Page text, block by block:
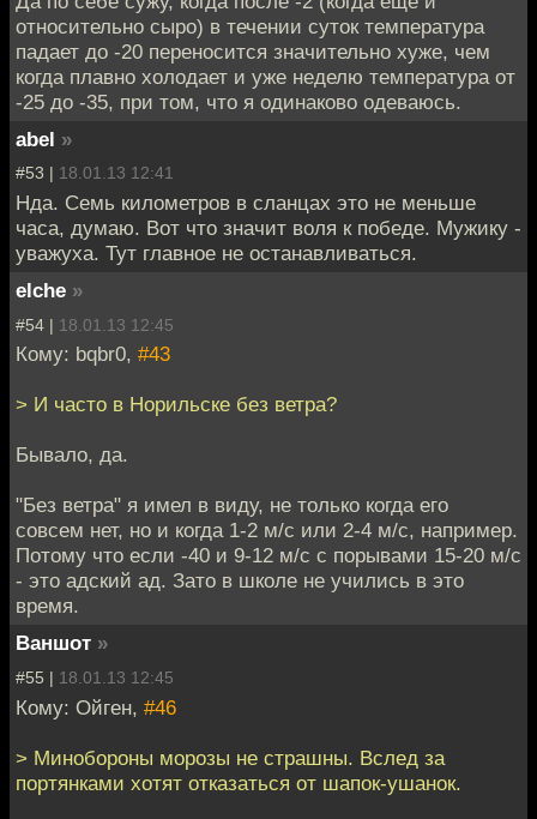
относительно сыро) в течении суток температура
падает до -20 переносится значительно хуже, чем
когда плавно холодает и уже неделю температура от
-25 до -35, при том, что я одинаково одеваюсь.
abel »
#53 | 18.01.13 12:41
Нда. Семь километров в сланцах это не меньше
часа, думаю. Вот что значит воля к победе. Мужику -
уважуха. Тут главное не останавливаться.
elche »
#54 | 18.01.13 12:45
Кому: bqbr0, #43
> И часто в Норильске без ветра?
Бывало, да.
"Без ветра" я имел в виду, не только когда его
совсем нет, но и когда 1-2 м/с или 2-4 м/с, например.
Потому что если -40 и 9-12 м/с с порывами 15-20 м/с
- это адский ад. Зато в школе не учились в это
время.
Ваншот »
#55 | 18.01.13 12:45
Кому: Ойген, #46
> Минобороны морозы не страшны. Вслед за
портянками хотят отказаться от шапок-ушанок.